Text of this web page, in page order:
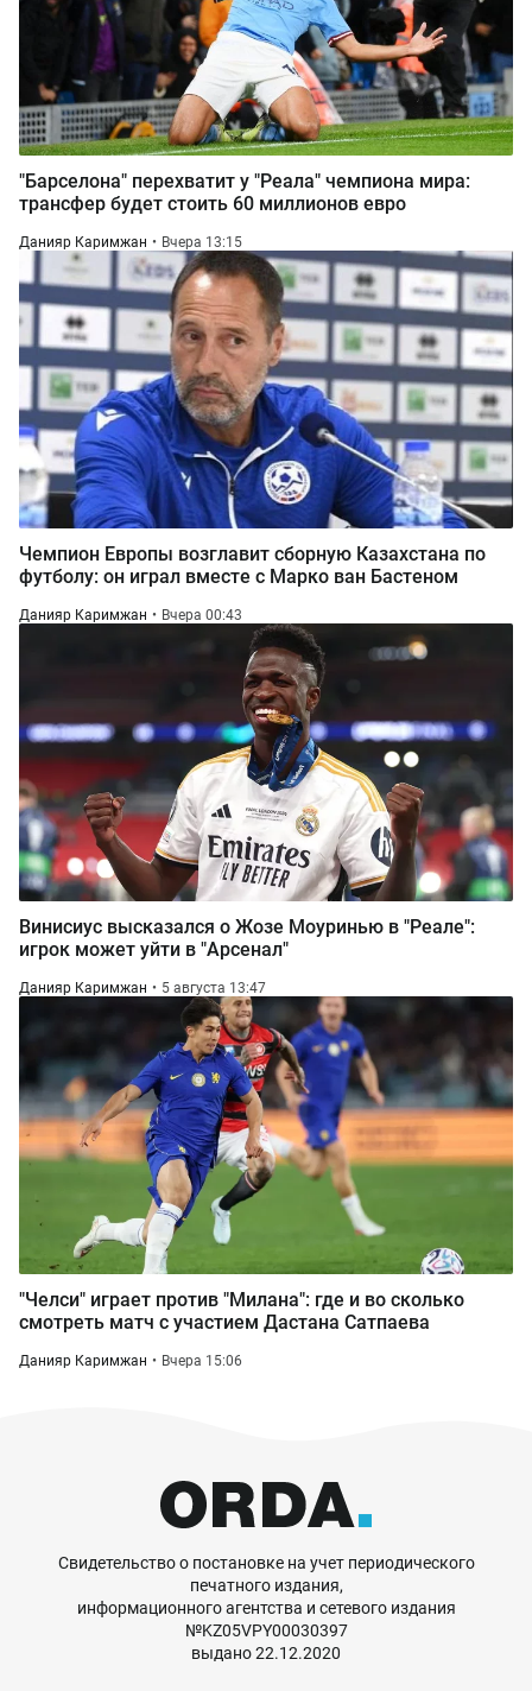
"Барселона" перехватит у "Реала" чемпиона мира:
трансфер будет стоить 60 миллионов евро
Данияр Каримжан Вчера 13:15
Чемпион Европы возглавит сборную Казахстана по
футболу: он играл вместе с Марко ван Бастеном
Данияр Каримжан Вчера 00:43
Винисиус высказался о Жозе Моуринью в "Реале":
игрок может уйти в "Арсенал"
Данияр Каримжан 5 августа 13:47
"Челси" играет против "Милана": где и во сколько
смотреть матч с участием Дастана Сатпаева
Данияр Каримжан Вчера 15:06
Свидетельство о постановке на учет периодического
печатного издания,
информационного агентства и сетевого издания
№KZ05VPY00030397
выдано 22.12.2020